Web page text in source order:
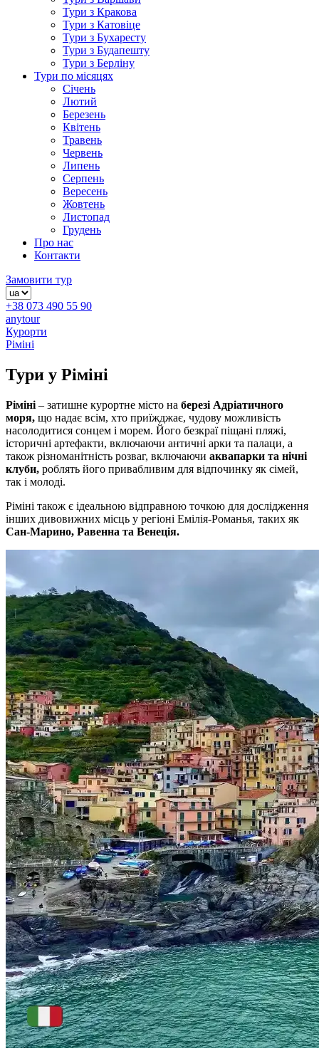
Тури з Кракова
Тури з Катовіце
Тури з Бухаресту
Тури з Будапешту
Тури з Берліну
Тури по місяцях
Січень
Лютий
Березень
Квітень
Травень
Червень
Липень
Серпень
Вересень
Жовтень
Листопад
Грудень
Про нас
Контакти
Замовити тур
+38 073 490 55 90
anytour
Курорти
Ріміні
Тури у Ріміні
Ріміні – затишне курортне місто на березі Адріатичного
моря, що надає всім, хто приїжджає, чудову можливість
насолодитися сонцем і морем. Його безкраї піщані пляжі,
історичні артефакти, включаючи античні арки та палаци, а
також різноманітність розваг, включаючи аквапарки та нічні
клуби, роблять його привабливим для відпочинку як сімей,
так і молоді.
Ріміні також є ідеальною відправною точкою для дослідження
інших дивовижних місць у регіоні Емілія-Романья, таких як
Сан-Марино, Равенна та Венеція.